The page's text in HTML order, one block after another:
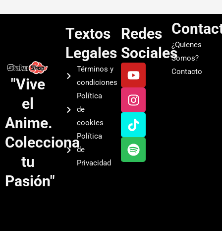
"Vive
el
Anime.
Colecciona
tu
Pasión"
Textos
Legales
Términos y
condiciones
Política
de
cookies
Política
de
Privacidad
Redes
Sociales
Y
o
u
t
u
b
e
I
n
s
t
a
g
r
a
T
i
k
t
o
k
S
p
o
t
i
f
y
¿Quienes
Somos?
Contacto